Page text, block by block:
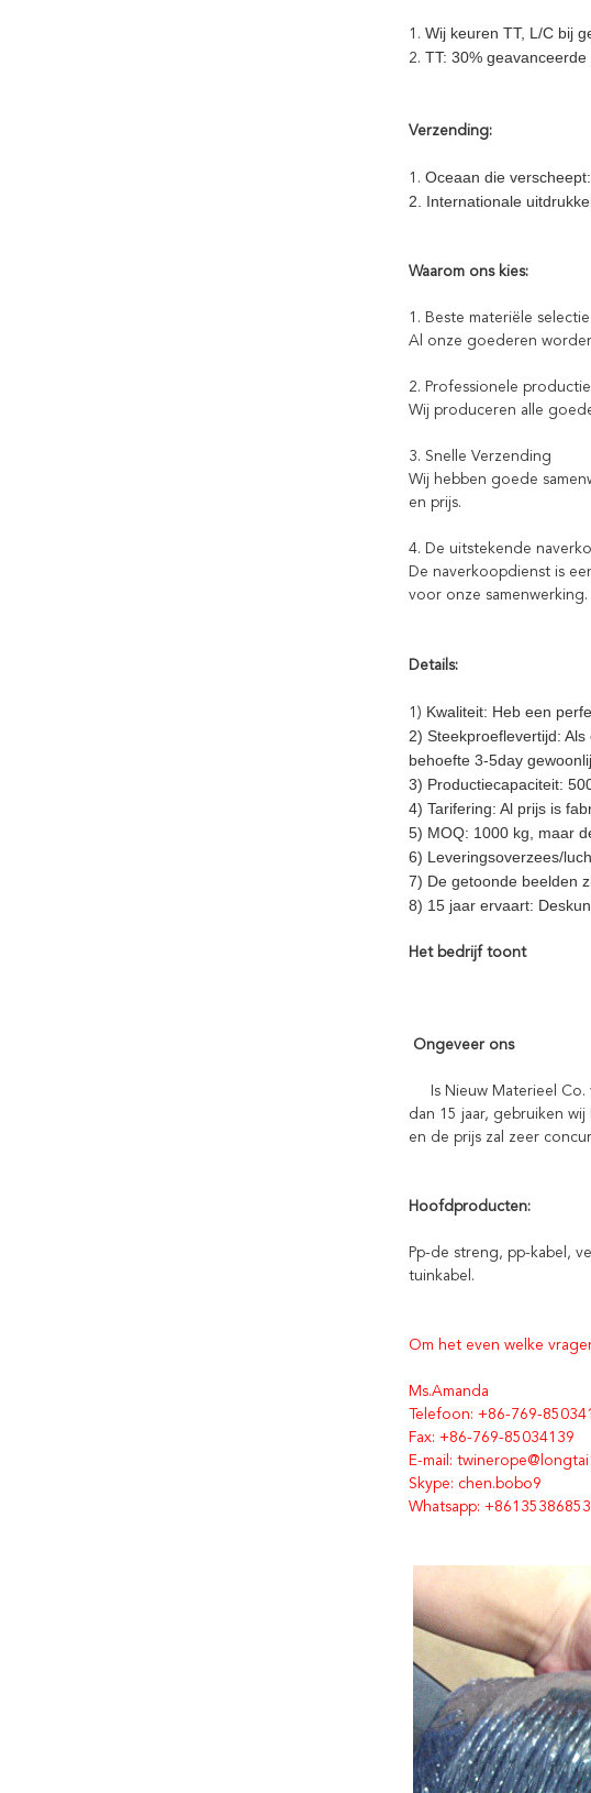
1. Wij keuren TT, L/C bij
2. TT: 30%
Verzending:
1. Oceaan die
2. Internationale
Waarom ons kies:
1. Beste materiële selectie
Al onze goederen
2. Professionele productie
Wij produceren alle
3. Snelle Verzending
Wij hebben goede
en prijs.
4. De uitstekende
De naverkoopdienst is
voor onze samenwerking.
Details:
1) Kwaliteit: Heb een
2) Steekproeflevertijd:
behoefte 3-5day
3) Productiecapaciteit:
4) Tarifering: Al prijs is
5) MOQ: 1000 kg, maar
6) Leveringsoverzees/
7) De getoonde beelden
8) 15 jaar ervaart:
Het bedrijf toont
Ongeveer ons
Is Nieuw Materieel Co.
dan 15 jaar, gebruiken
en de prijs zal zeer
Hoofdproducten:
Pp-de streng, pp-kabel,
tuinkabel.
Om het even welke
Ms.Amanda
Telefoon: +86-769-
Fax: +86-769-85034139
E-mail:
Skype: chen.bobo9
Whatsapp: